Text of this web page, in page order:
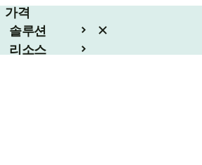
가격
솔루션
리소스